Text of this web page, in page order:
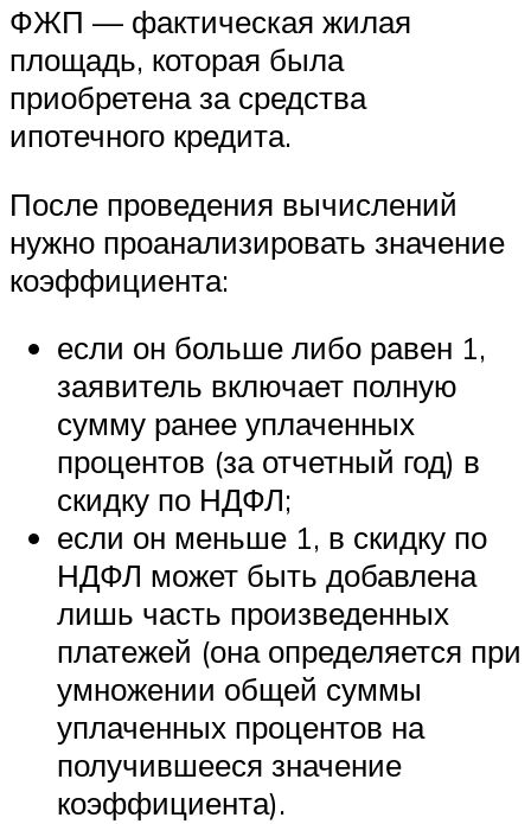
ФЖП — фактическая жилая
площадь, которая была
приобретена за средства
ипотечного кредита.
После проведения вычислений
нужно проанализировать значение
коэффициента:
если он больше либо равен 1,
заявитель включает полную
сумму ранее уплаченных
процентов (за отчетный год) в
скидку по НДФЛ;
если он меньше 1, в скидку по
НДФЛ может быть добавлена
лишь часть произведенных
платежей (она определяется при
умножении общей суммы
уплаченных процентов на
получившееся значение
коэффициента).